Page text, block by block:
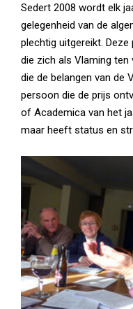
Sedert 2008 wordt elk
gelegenheid van de
plechtig uitgereikt.
die zich als Vlaming
die de belangen van de
persoon die de prijs
of Academica van het
maar heeft status en